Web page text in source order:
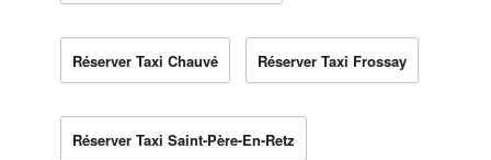
Réserver Taxi Chauvé Réserver Taxi Frossay
Réserver Taxi Saint-Père-En-Retz